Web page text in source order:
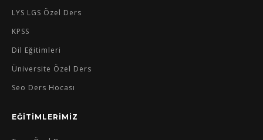
LYS LGS Özel Ders
KPSS
Dil Eğitimleri
Üniversite Özel Ders
Seo Ders Hocası
EĞİTİMLERİMİZ